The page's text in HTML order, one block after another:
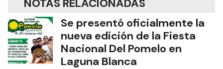
NOTAS RELACIONADAS
Se presentó oficialmente la
nueva edición de la Fiesta
Nacional Del Pomelo en
Laguna Blanca